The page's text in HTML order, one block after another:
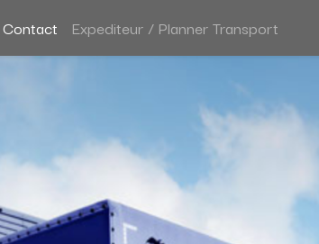
Contact Expediteur / Planner Transport